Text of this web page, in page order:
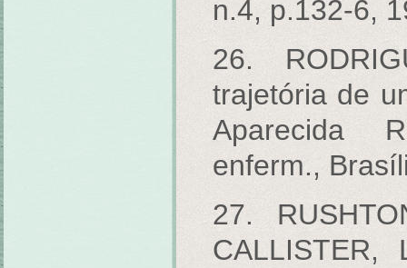
n.4, p.132-6,
26.
trajetória de
Aparecida
enferm.,
27.
CALLISTER,